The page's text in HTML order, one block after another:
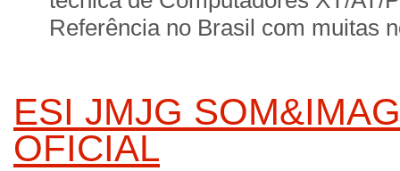
Referência no Brasil com muitas
ESI JMJG
OFICIAL